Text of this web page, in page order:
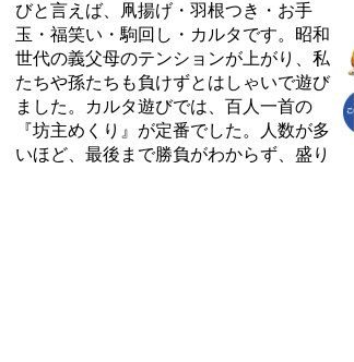
びと言えば、凧揚げ・羽根つき・お手
玉・福笑い・駒回し・カルタです。昭和
世代の義父母のテンションが上がり、私
たちや孫たちも負けずとはしゃいで遊び
ました。カルタ遊びでは、百人一首の
『坊主めくり』が定番でした。人数が多
いほど、最後まで勝負がわからず、盛り